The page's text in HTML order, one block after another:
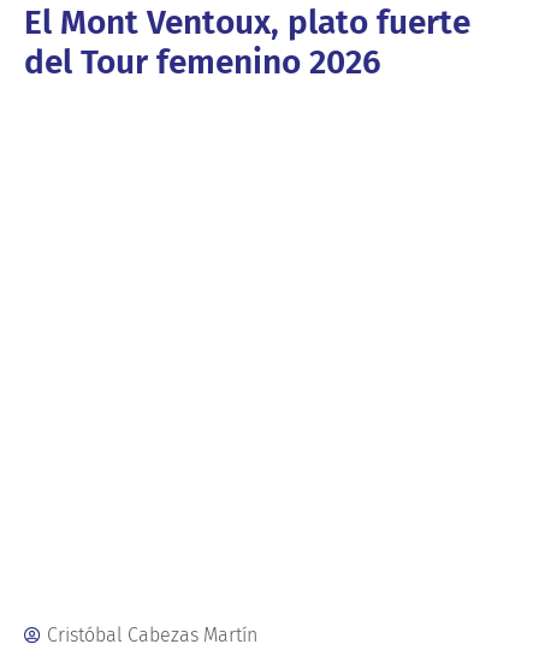
El Mont Ventoux, plato fuerte
del Tour femenino 2026
Cristóbal Cabezas Martín